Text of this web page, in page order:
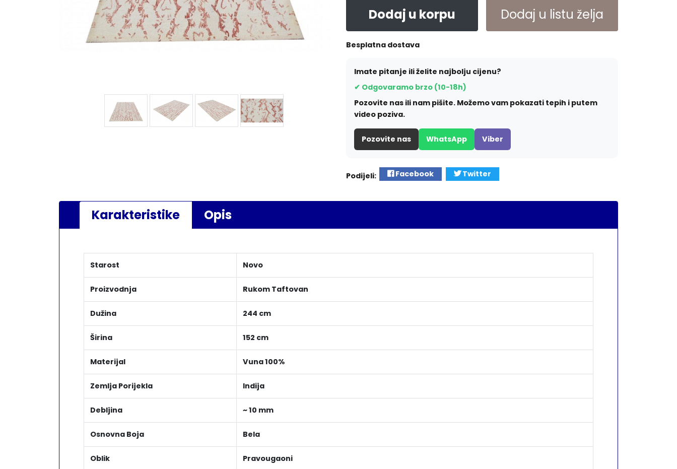
Dodaj u korpu Dodaj u listu želja
Besplatna dostava
Imate pitanje ili želite najbolju cijenu?
✔ Odgovaramo brzo (10-18h)
Pozovite nas ili nam pišite. Možemo vam pokazati tepih i putem
video poziva.
Pozovite nas WhatsApp Viber
Podijeli: Facebook Twitter
Karakteristike Opis
Starost Novo
Proizvodnja Rukom Taftovan
Dužina 244 cm
Širina 152 cm
Materijal Vuna 100%
Zemlja Porijekla Indija
Debljina ~ 10 mm
Osnovna Boja Bela
Oblik Pravougaoni